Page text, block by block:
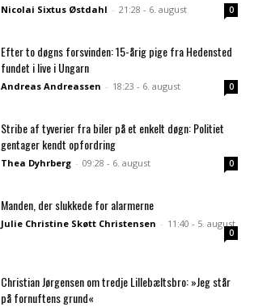
Nicolai Sixtus Østdahl - 21:28 - 6. august 0
Efter to døgns forsvinden: 15-årig pige fra Hedensted
fundet i live i Ungarn
Andreas Andreassen - 18:23 - 6. august 0
Stribe af tyverier fra biler på et enkelt døgn: Politiet
gentager kendt opfordring
Thea Dyhrberg - 09:28 - 6. august 0
Manden, der slukkede for alarmerne
Julie Christine Skøtt Christensen - 11:40 - 5. august
0
Christian Jørgensen om tredje Lillebæltsbro: »Jeg står
på fornuftens grund«